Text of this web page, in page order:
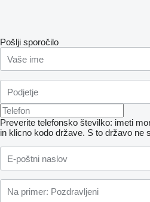
Pošlji sporočilo
Preverite telefonsko številko: imeti
in klicno kodo države. S to državo ne